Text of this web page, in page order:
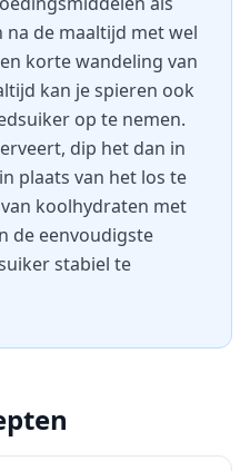
na de maaltijd met wel
korte wandeling van
kan je spieren ook
op te nemen.
dip het dan in
plaats van het los te
koolhydraten met
de eenvoudigste
stabiel te